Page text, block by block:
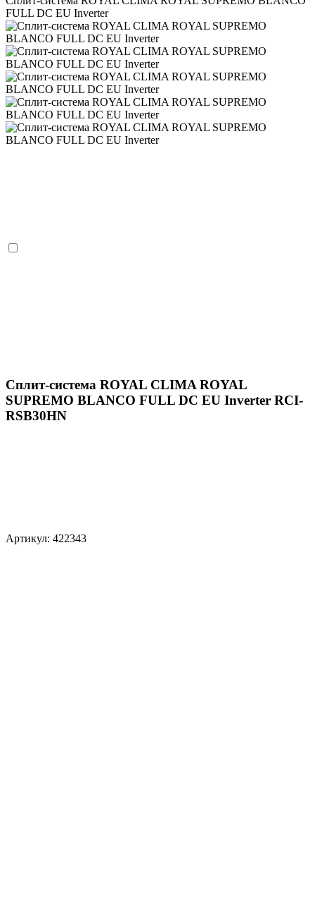
FULL DC EU Inverter
Сплит-система ROYAL CLIMA ROYAL
SUPREMO BLANCO FULL DC EU Inverter RCI-
RSB30HN
Артикул: 422343